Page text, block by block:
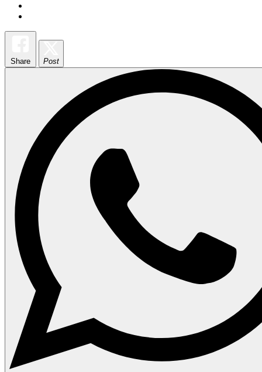
Share Post